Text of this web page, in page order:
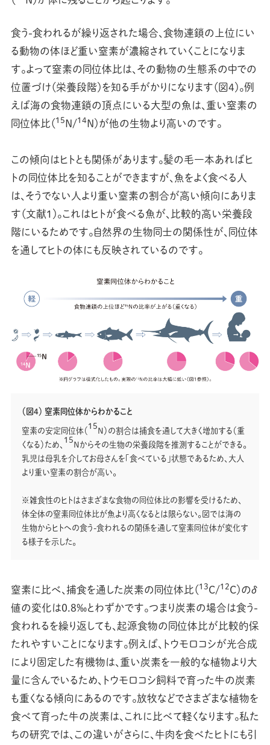
食う-食われるが繰り返された場合、食物連鎖の上位にい
る動物の体ほど重い窒素が濃縮されていくことになりま
す。よって窒素の同位体比は、その動物の生態系の中での
位置づけ（栄養段階）を知る手がかりになります（図4）。例
えば海の食物連鎖の頂点にいる大型の魚は、重い窒素の
同位体比（15N/14N）が他の生物より高いのです。
この傾向はヒトとも関係があります。髪の毛一本あればヒ
トの同位体比を知ることができますが、魚をよく食べる人
は、そうでない人より重い窒素の割合が高い傾向にありま
す（文献1）。これはヒトが食べる魚が、比較的高い栄養段
階にいるためです。自然界の生物同士の関係性が、同位体
を通してヒトの体にも反映されているのです。
（図4） 窒素同位体からわかること
窒素の安定同位体（15N）の割合は捕食を通して大きく増加する（重
くなる）ため、 15Nからその生物の栄養段階を推測することができる。
乳児は母乳を介してお母さんを「食べている」状態であるため、大人
より重い窒素の割合が高い。
※雑食性のヒトはさまざまな食物の同位体比の影響を受けるため、
体全体の窒素同位体比が魚より高くなるとは限らない。図では海の
生物からヒトへの食う-食われるの関係を通して窒素同位体が変化す
る様子を示した。
窒素に比べ、捕食を通した炭素の同位体比（13C/12C）のδ
値の変化は0.8‰とわずかです。つまり炭素の場合は食う-
食われるを繰り返しても、起源食物の同位体比が比較的保
たれやすいことになります。例えば、トウモロコシが光合成
により固定した有機物は、重い炭素を一般的な植物より大
量に含んでいるため、トウモロコシ飼料で育った牛の炭素
も重くなる傾向にあるのです。放牧などでさまざまな植物を
食べて育った牛の炭素は、これに比べて軽くなります。私た
ちの研究では、この違いがさらに、牛肉を食べたヒトにも引